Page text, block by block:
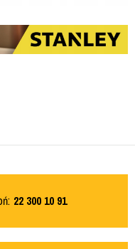
22 300 10 91